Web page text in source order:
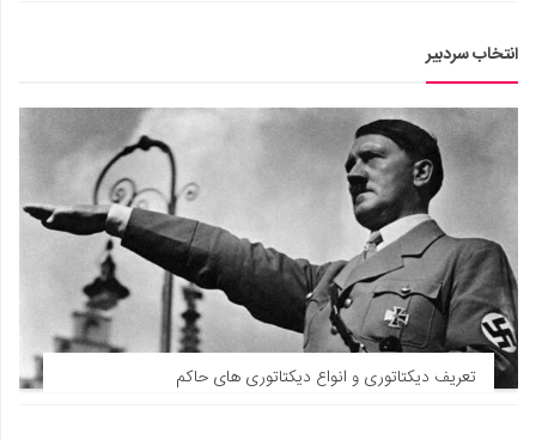
انتخاب سردبیر
تعریف دیکتاتوری و انواع دیکتاتوری های حاکم